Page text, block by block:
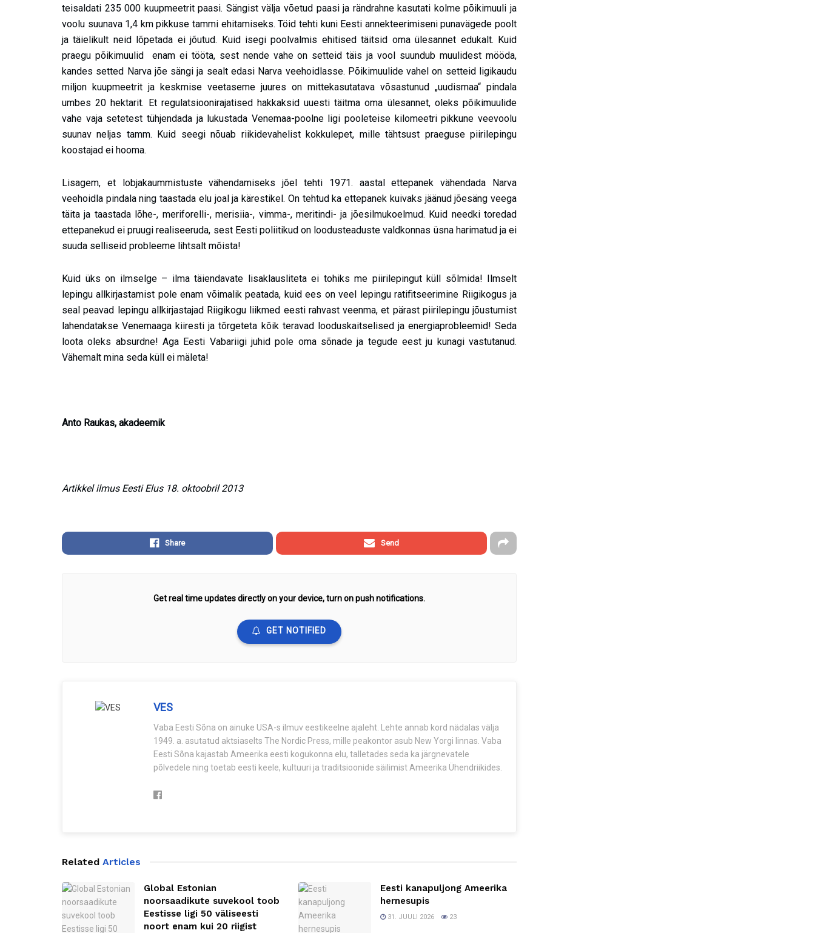
teisaldati 235 000 kuupmeetrit paasi. Sängist välja võetud paasi ja rändrahne kasutati kolme põikimuuli ja
voolu suunava 1,4 km pikkuse tammi ehitamiseks. Töid tehti kuni Eesti annekteerimiseni punavägede poolt
ja täielikult neid lõpetada ei jõutud. Kuid isegi poolvalmis ehitised täitsid oma ülesannet edukalt. Kuid
praegu põikimuulid enam ei tööta, sest nende vahe on setteid täis ja vool suundub muulidest mööda,
kandes setted Narva jõe sängi ja sealt edasi Narva veehoidlasse. Põikimuulide vahel on setteid ligikaudu
miljon kuupmeetrit ja keskmise veetaseme juures on mittekasutatava võsastunud „uudismaa“ pindala
umbes 20 hektarit. Et regulatsioonirajatised hakkaksid uuesti täitma oma ülesannet, oleks põikimuulide
vahe vaja setetest tühjendada ja lukustada Venemaa-poolne ligi pooleteise kilomeetri pikkune veevoolu
suunav neljas tamm. Kuid seegi nõuab riikidevahelist kokkulepet, mille tähtsust praeguse piirilepingu
koostajad ei hooma.
Lisagem, et lobjakaummistuste vähendamiseks jõel tehti 1971. aastal ettepanek vähendada Narva
veehoidla pindala ning taastada elu joal ja kärestikel. On tehtud ka ettepanek kuivaks jäänud jõesäng veega
täita ja taastada lõhe-, meriforelli-, merisiia-, vimma-, meritindi- ja jõesilmukoelmud. Kuid needki toredad
ettepanekud ei pruugi realiseeruda, sest Eesti poliitikud on loodusteaduste valdkonnas üsna harimatud ja ei
suuda selliseid probleeme lihtsalt mõista!
Kuid üks on ilmselge– ilma täiendavate lisaklausliteta ei tohiks me piirilepingut küll sõlmida! Ilmselt
lepingu allkirjastamist pole enam võimalik peatada, kuid ees on veel lepingu ratifitseerimine Riigikogus ja
seal peavad lepingu allkirjastajad Riigikogu liikmed eesti rahvast veenma, et pärast piirilepingu jõustumist
lahendatakse Venemaaga kiiresti ja tõrgeteta kõik teravad looduskaitselised ja energiaprobleemid! Seda
loota oleks absurdne! Aga Eesti Vabariigi juhid pole oma sõnade ja tegude eest ju kunagi vastutanud.
Vähemalt mina seda küll ei mäleta!
Anto Raukas, akadeemik
Artikkel ilmus Eesti Elus 18. oktoobril 2013
Share Send
Get real time updates directly on your device, turn on push notifications.
GET NOTIFIED
VES
Vaba Eesti Sõna on ainuke USA-s ilmuv eestikeelne ajaleht. Lehte annab kord nädalas välja
1949. a. asutatud aktsiaselts The Nordic Press, mille peakontor asub New Yorgi linnas. Vaba
Eesti Sõna kajastab Ameerika eesti kogukonna elu, talletades seda ka järgnevatele
põlvedele ning toetab eesti keele, kultuuri ja traditsioonide säilimist Ameerika Ühendriikides.
Related Articles
Global Estonian
noorsaadikute suvekool toob
Eestisse ligi 50 väliseesti
noort enam kui 20 riigist
Eesti kanapuljong Ameerika
hernesupis
31. JUULI 2026 23